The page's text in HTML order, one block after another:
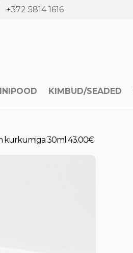
+372 5814 1616
KIMBUD/SEADED
kurkumiga 30ml 43.00€